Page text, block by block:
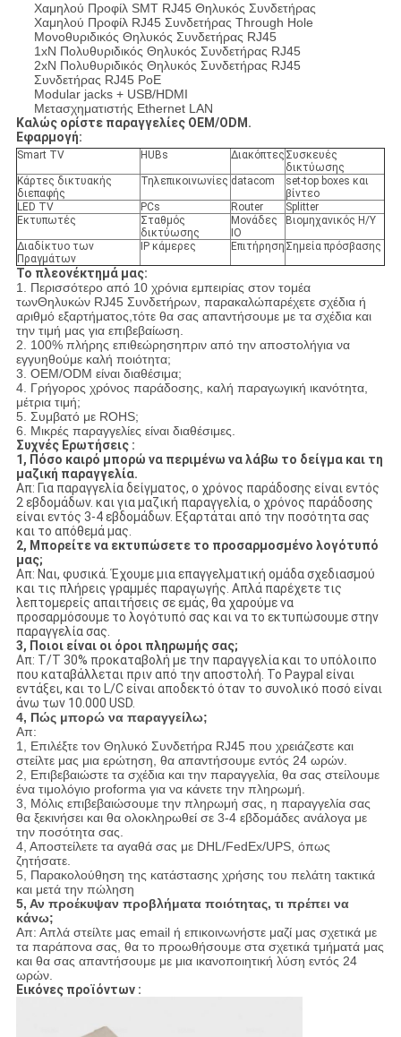
Χαμηλού Προφίλ SMT RJ45 Θηλυκός Συνδετήρας
Χαμηλού Προφίλ RJ45 Συνδετήρας Through Hole
Μονοθυριδικός Θηλυκός Συνδετήρας RJ45
1xN Πολυθυριδικός Θηλυκός Συνδετήρας RJ45
2xN Πολυθυριδικός Θηλυκός Συνδετήρας RJ45
Συνδετήρας RJ45 PoE
Modular jacks + USB/HDMI
Μετασχηματιστής Ethernet LAN
Καλώς ορίστε παραγγελίες OEM/ODM.
Εφαρμογή:
Smart TV HUBs Διακόπτες Συσκευές
δικτύωσης
Κάρτες δικτυακής
διεπαφής
Τηλεπικοινωνίες datacom
set-top boxes και
βίντεο
LED TV
PCs Router
Splitter
Εκτυπωτές
Σταθμός
δικτύωσης
Μονάδες
IO
Βιομηχανικός Η/Υ
Διαδίκτυο των
Πραγμάτων
IP κάμερες Επιτήρηση Σημεία πρόσβασης
Το πλεονέκτημά μας:
1. Περισσότερο από 10 χρόνια εμπειρίας στον τομέα
τωνΘηλυκών RJ45 Συνδετήρων, παρακαλώπαρέχετε σχέδια ή
αριθμό εξαρτήματος,τότε θα σας απαντήσουμε με τα σχέδια και
την τιμή μας για επιβεβαίωση.
2. 100% πλήρης επιθεώρησηπριν από την αποστολήγια να
εγγυηθούμε καλή ποιότητα;
3. OEM/ODM είναι διαθέσιμα;
4. Γρήγορος χρόνος παράδοσης, καλή παραγωγική ικανότητα,
μέτρια τιμή;
5. Συμβατό με ROHS;
6. Μικρές παραγγελίες είναι διαθέσιμες.
Συχνές Ερωτήσεις :
1, Πόσο καιρό μπορώ να περιμένω να λάβω το δείγμα και τη
μαζική παραγγελία.
Απ: Για παραγγελία δείγματος, ο χρόνος παράδοσης είναι εντός
2 εβδομάδων. και για μαζική παραγγελία, ο χρόνος παράδοσης
είναι εντός 3-4 εβδομάδων. Εξαρτάται από την ποσότητα σας
και το απόθεμά μας.
2, Μπορείτε να εκτυπώσετε το προσαρμοσμένο λογότυπό
μας;
Απ: Ναι, φυσικά. Έχουμε μια επαγγελματική ομάδα σχεδιασμού
και τις πλήρεις γραμμές παραγωγής. Απλά παρέχετε τις
λεπτομερείς απαιτήσεις σε εμάς, θα χαρούμε να
προσαρμόσουμε το λογότυπό σας και να το εκτυπώσουμε στην
παραγγελία σας.
3, Ποιοι είναι οι όροι πληρωμής σας;
Απ: T/T 30% προκαταβολή με την παραγγελία και το υπόλοιπο
που καταβάλλεται πριν από την αποστολή. Το Paypal είναι
εντάξει, και το L/C είναι αποδεκτό όταν το συνολικό ποσό είναι
άνω των 10.000 USD.
4, Πώς μπορώ να παραγγείλω;
Απ:
1, Επιλέξτε τον Θηλυκό Συνδετήρα RJ45 που χρειάζεστε και
στείλτε μας μια ερώτηση, θα απαντήσουμε εντός 24 ωρών.
2, Επιβεβαιώστε τα σχέδια και την παραγγελία, θα σας στείλουμε
ένα τιμολόγιο proforma για να κάνετε την πληρωμή.
3, Μόλις επιβεβαιώσουμε την πληρωμή σας, η παραγγελία σας
θα ξεκινήσει και θα ολοκληρωθεί σε 3-4 εβδομάδες ανάλογα με
την ποσότητα σας.
4, Αποστείλετε τα αγαθά σας με DHL/FedEx/UPS, όπως
ζητήσατε.
5, Παρακολούθηση της κατάστασης χρήσης του πελάτη τακτικά
και μετά την πώληση
5, Αν προέκυψαν προβλήματα ποιότητας, τι πρέπει να
κάνω;
Απ: Απλά στείλτε μας email ή επικοινωνήστε μαζί μας σχετικά με
τα παράπονα σας, θα το προωθήσουμε στα σχετικά τμήματά μας
και θα σας απαντήσουμε με μια ικανοποιητική λύση εντός 24
ωρών.
Εικόνες προϊόντων :